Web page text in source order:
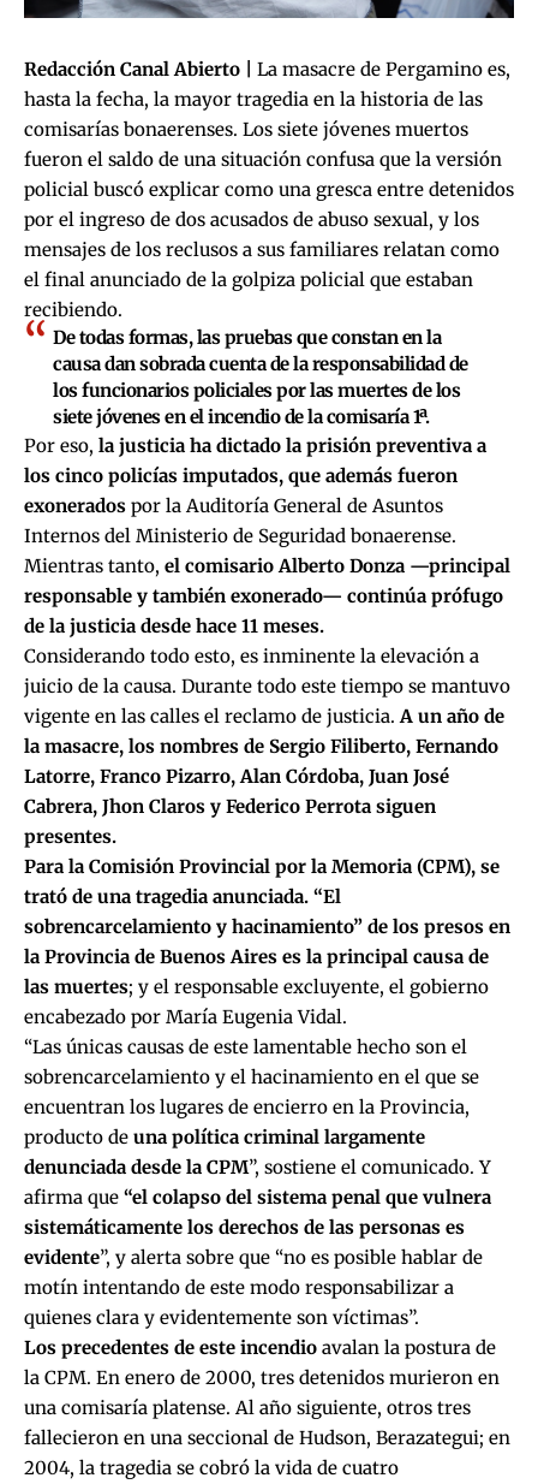
Redacción Canal Abierto |
La masacre de Pergamino es,
hasta la fecha, la mayor tragedia en la historia de las
comisarías bonaerenses. Los siete jóvenes muertos
fueron el saldo de una situación confusa que la versión
policial buscó explicar como una gresca entre detenidos
por el ingreso de dos acusados de abuso sexual, y los
mensajes de los reclusos a sus familiares relatan como
el final anunciado de la golpiza policial que estaban
recibiendo.
De todas formas, las pruebas que constan en la
causa dan sobrada cuenta de la responsabilidad de
los funcionarios policiales por las muertes de los
siete jóvenes en el incendio de la comisaría 1ª.
Por eso, la justicia ha dictado la prisión preventiva a
los cinco policías imputados, que además fueron
exonerados por la Auditoría General de Asuntos
Internos del Ministerio de Seguridad bonaerense.
Mientras tanto, el comisario Alberto Donza —principal
responsable y también exonerado— continúa prófugo
de la justicia desde hace 11 meses.
Considerando todo esto, es inminente la elevación a
juicio de la causa. Durante todo este tiempo se mantuvo
vigente en las calles el reclamo de justicia.A un año de
la masacre, los nombres de Sergio Filiberto, Fernando
Latorre, Franco Pizarro, Alan Córdoba, Juan José
Cabrera, Jhon Claros y Federico Perrota siguen
presentes.
Para la Comisión Provincial por la Memoria (CPM), se
trató de una tragedia anunciada. “El
sobrencarcelamiento y hacinamiento” de los presos en
la Provincia de Buenos Aires es la principal causa de
las muertes; y el responsable excluyente, el gobierno
encabezado por María Eugenia Vidal.
“Las únicas causas de este lamentable hecho son el
sobrencarcelamiento y el hacinamiento en el que se
encuentran los lugares de encierro en la Provincia,
producto de una política criminal largamente
denunciada desde la CPM”, sostiene el comunicado. Y
afirma que “el colapso del sistema penal que vulnera
sistemáticamente los derechos de las personas es
evidente”, y alerta sobre que “no es posible hablar de
motín intentando de este modo responsabilizar a
quienes clara y evidentemente son víctimas”.
Los precedentes de este incendio avalan la postura de
la CPM. En enero de 2000, tres detenidos murieron en
una comisaría platense. Al año siguiente, otros tres
fallecieron en una seccional de Hudson, Berazategui; en
2004, la tragedia se cobró la vida de cuatro